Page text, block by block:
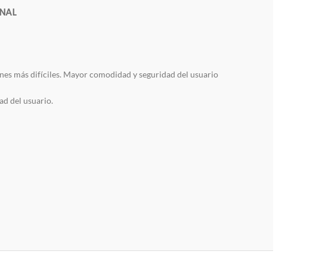
más difíciles. Mayor comodidad y seguridad del usuario
del usuario.